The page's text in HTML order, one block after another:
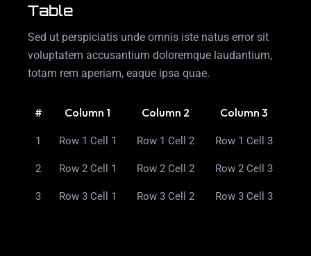
Table
Sed ut perspiciatis unde omnis iste natus error sit
voluptatem accusantium doloremque laudantium,
totam rem aperiam, eaque ipsa quae.
# Column 1 Column 2 Column 3
1 Row 1 Cell 1 Row 1 Cell 2 Row 1 Cell 3
2 Row 2 Cell 1 Row 2 Cell 2 Row 2 Cell 3
3 Row 3 Cell 1 Row 3 Cell 2 Row 3 Cell 3